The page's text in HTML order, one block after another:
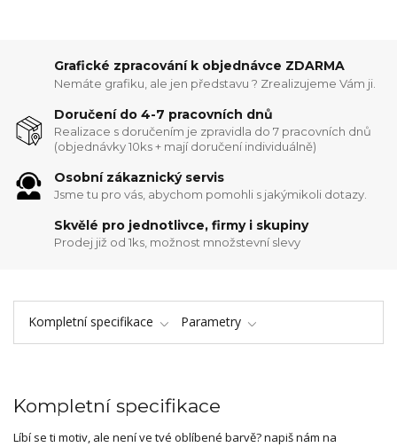
Grafické zpracování k objednávce ZDARMA
Nemáte grafiku, ale jen představu ? Zrealizujeme Vám ji.
Doručení do 4-7 pracovních dnů
Realizace s doručením je zpravidla do 7 pracovních dnů
(objednávky 10ks + mají doručení individuálně)
Osobní zákaznický servis
Jsme tu pro vás, abychom pomohli s jakýmikoli dotazy.
Skvělé pro jednotlivce, firmy i skupiny
Prodej již od 1ks, možnost množstevní slevy
Kompletní specifikace Parametry
Kompletní specifikace
Líbí se ti motiv, ale není ve tvé oblíbené barvě? napiš nám na